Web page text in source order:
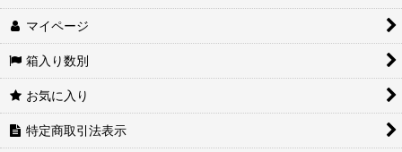
パスタソース
レトルトカレー・シチュールウ
海苔・漬物・ふりかけ
マイページ
箱入り数別
お気に入り
特定商取引法表示